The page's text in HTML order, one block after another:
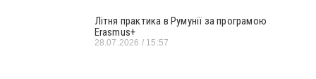
Літня практика в Румунії за програмою
Erasmus+
28.07.2026 15:57